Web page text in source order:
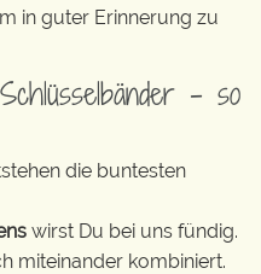
in guter Erinnerung zu
– so
die buntesten
wirst Du bei uns fündig.
miteinander kombiniert.